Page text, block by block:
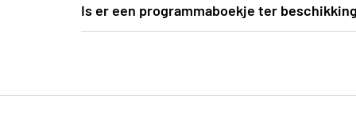
Ja, er is een pauze voorzien van een 25-tal
Is er een programmaboekje ter